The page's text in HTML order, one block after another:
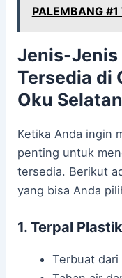
PALEMBANG
Jenis-Jenis
Tersedia di
Oku Selatan
Ketika Anda ingin
penting untuk
tersedia. Berikut
yang bisa Anda
1. Terpal
Terbuat